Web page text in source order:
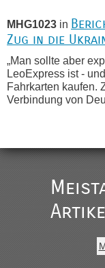
MHG1023 in
Zug in die
„Man sollte aber
LeoExpress ist -
Fahrkarten kaufen.
Verbindung von
gab es keine
inRecht,
Anfang des
Verstöße im